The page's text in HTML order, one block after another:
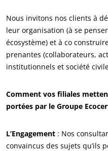
Nous invitons nos clients à
leur organisation (à se
écosystème) et à co
prenantes (collaborateurs,
institutionnels et société
Comment vos filiales
portées par le Groupe
L’Engagement : Nos
convaincus des sujets qu’ils